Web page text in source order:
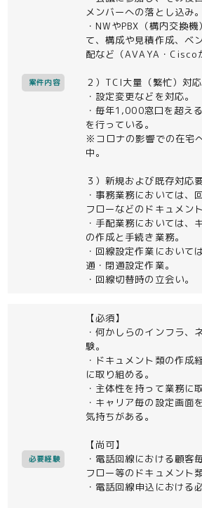
案件内容
メンバーへの落とし込み。
・NWやPBX（構内交換
て、構成や見積作成、ベ
配など（AVAYA・Cisco
２）TCI大量（繁忙）対
・設定変更などを対応。
・毎年1,000窓口を超え
を行っている。
※コロナの影響での在宅
中。
３）新規および既存対応
・事務業務においては、
フローなどのドキュメン
・手配業務においては、
の作成と手続き業務。
・回線設定作業において
通・閉通設定作業。
・回線切替時の立会い。
必要経験
【必須】
・何かしらのインフラ、
験。
・ドキュメント類の作成
に取り組める。
・主体性を持って業務に
・キャリア毎の設定画面
気持ちがある。
【尚可】
・電話回線における顧客
フロー等のドキュメント
・電話回線申込における